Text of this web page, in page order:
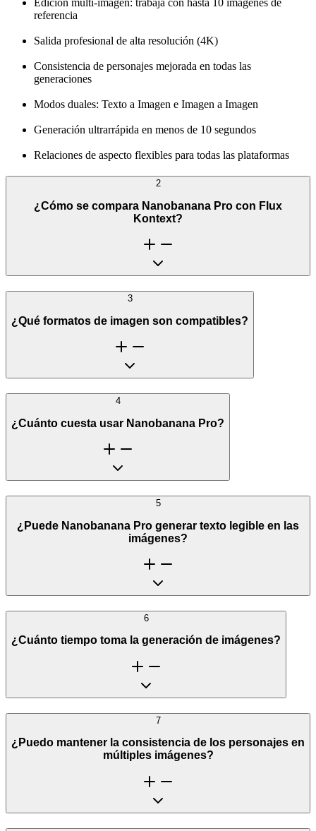
referencia
Salida profesional de alta resolución (4K)
Consistencia de personajes mejorada en todas las
generaciones
Modos duales: Texto a Imagen e Imagen a Imagen
Generación ultrarrápida en menos de 10 segundos
Relaciones de aspecto flexibles para todas las plataformas
2
¿Cómo se compara Nanobanana Pro con Flux
Kontext?
3
¿Qué formatos de imagen son compatibles?
4
¿Cuánto cuesta usar Nanobanana Pro?
5
¿Puede Nanobanana Pro generar texto legible en las
imágenes?
6
¿Cuánto tiempo toma la generación de imágenes?
7
¿Puedo mantener la consistencia de los personajes en
múltiples imágenes?